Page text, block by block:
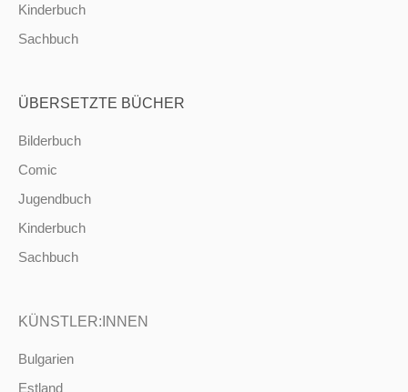
Kinderbuch
Sachbuch
ÜBERSETZTE BÜCHER
Bilderbuch
Comic
Jugendbuch
Kinderbuch
Sachbuch
KÜNSTLER:INNEN
Bulgarien
Estland